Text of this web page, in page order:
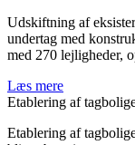
Udskiftning af
undertag med
med 270 lejligheder,
Læs mere
Etablering af
Etablering af